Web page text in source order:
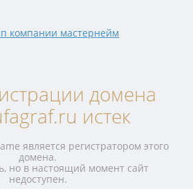
домена
истек
является регистратором этого
домена.
но в настоящий момент сайт
недоступен.